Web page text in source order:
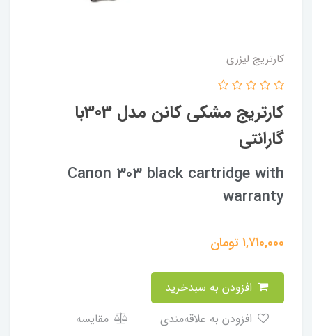
کارتریج لیزری
کارتریج مشکی کانن مدل 303با
گارانتی
Canon 303 black cartridge with
warranty
1,710,000تومان
مقایسه